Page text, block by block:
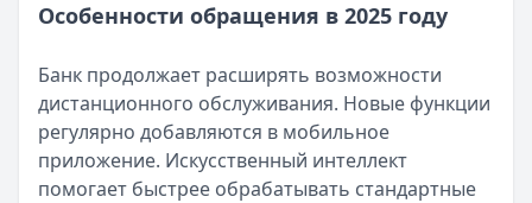
Особенности обращения в 2025 году
Банк продолжает расширять возможности
дистанционного обслуживания. Новые функции
регулярно добавляются в мобильное
приложение. Искусственный интеллект
помогает быстрее обрабатывать стандартные